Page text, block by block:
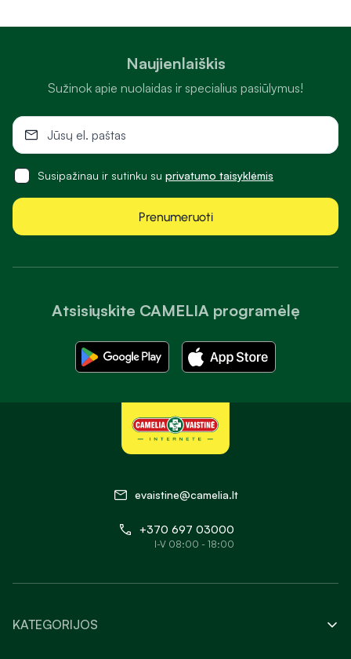
Atsisiųskite CAMELIA programėlę
Naujienlaiškis
Sužinok apie nuolaidas ir specialius pasiūlymus!
Susipažinau ir sutinku su privatumo taisyklėmis
Prenumeruoti
evaistine@camelia.lt
+370 697 03000
I-V 08:00 - 18:00
KATEGORIJOS